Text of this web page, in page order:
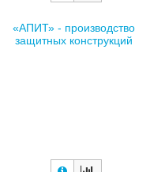
«АПИТ» - производство
защитных конструкций